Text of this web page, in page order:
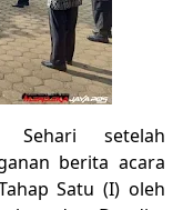
Sehari setelah
berita acara
Satu (I) oleh